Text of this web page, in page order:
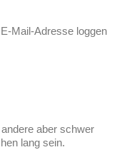
Mail-Adresse loggen
aber schwer
lang sein.